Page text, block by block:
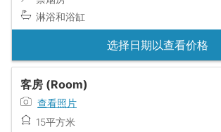
淋浴和浴缸
选择日期以查看价格
客房 (Room)
查看照片
15平方米